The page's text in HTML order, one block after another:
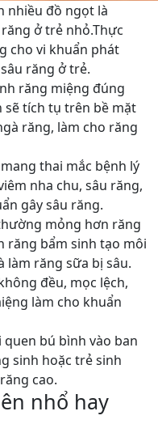
nhiều đồ ngọt là
ở trẻ nhỏ.Thực
cho vi khuẩn phát
răng ở trẻ.
răng miệng đúng
sẽ tích tụ trên bề mặt
răng, làm cho răng
thai mắc bệnh lý
nha chu, sâu răng,
gây sâu răng.
mỏng hơn răng
răng bẩm sinh tạo môi
làm răng sữa bị sâu.
đều, mọc lệch,
làm cho khuẩn
quen bú bình vào ban
sinh hoặc trẻ sinh
cao.
nhổ hay